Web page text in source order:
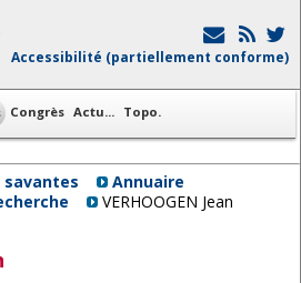
Accessibilité (partiellement conforme)
Congrès Actu... Topo.
savantes
Annuaire
VERHOOGEN Jean